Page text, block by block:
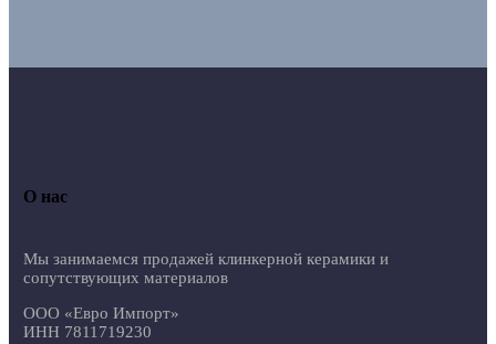
О нас
Мы занимаемся продажей клинкерной керамики и
сопутствующих материалов
ООО «Евро Импорт»
ИНН 7811719230